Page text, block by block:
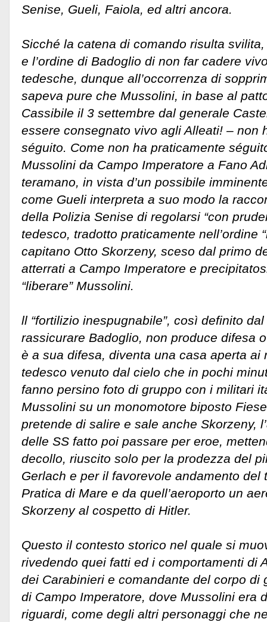
Senise, Gueli, Faiola, ed altri ancora.
Sicché la catena di comando risulta
e l’ordine di Badoglio di non far cadere
tedesche, dunque all’occorrenza di
sapeva pure che Mussolini, in base al
Cassibile il 3 settembre dal generale
essere consegnato vivo agli Alleati! – non
séguito. Come non ha praticamente
Mussolini da Campo Imperatore a Fano
teramano, in vista d’un possibile
come Gueli interpreta a suo modo la
della Polizia Senise di regolarsi “con
tedesco, tradotto praticamente nell’ordine
capitano Otto Skorzeny, sceso dal primo
atterrati a Campo Imperatore e
“liberare” Mussolini.
ll “fortilizio inespugnabile”, così definito
rassicurare Badoglio, non produce difesa
è a sua difesa, diventa una casa aperta ai
tedesco venuto dal cielo che in pochi
fanno persino foto di gruppo con i militari
Mussolini su un monomotore biposto
pretende di salire e sale anche Skorzeny,
delle SS fatto poi passare per eroe,
decollo, riuscito solo per la prodezza del
Gerlach e per il favorevole andamento del
Pratica di Mare e da quell’aeroporto un
Skorzeny al cospetto di Hitler.
Questo il contesto storico nel quale si
rivedendo quei fatti ed i comportamenti di
dei Carabinieri e comandante del corpo di
di Campo Imperatore, dove Mussolini era
riguardi, come degli altri personaggi che